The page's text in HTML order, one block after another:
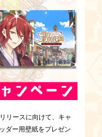
リースに向けて、キャ
ダー用壁紙をプレゼン